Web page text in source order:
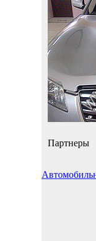
Партнеры